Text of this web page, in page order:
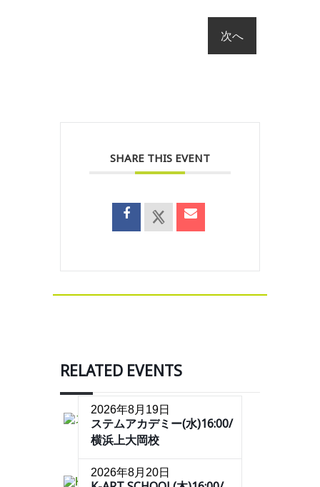
SHARE THIS EVENT
RELATED EVENTS
2026年8月19日
ステムアカデミー(水)16:00/
横浜上大岡校
2026年8月20日